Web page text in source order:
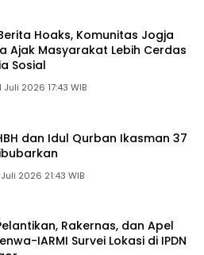
Hoaks, Komunitas Jogja
Ajak Masyarakat Lebih Cerdas
Sosial
Juli 2026 17:43 WIB
dan Idul Qurban Ikasman 37
2026 21:43 WIB
Rakernas, dan Apel
IARMI Survei Lokasi di IPDN